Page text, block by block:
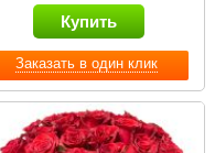
Заказать в один клик
Купить